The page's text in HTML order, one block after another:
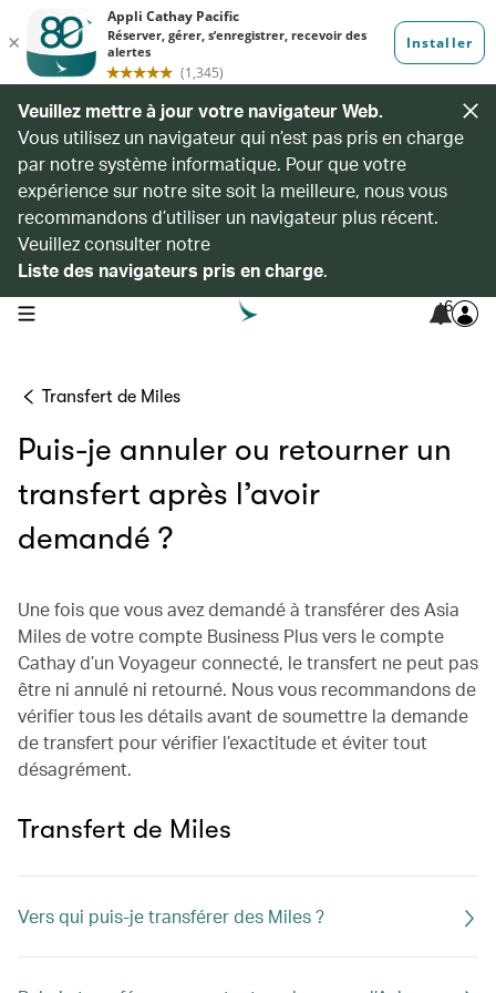
Veuillez mettre à jour votre navigateur Web.
Vous utilisez un navigateur qui n’est pas pris en charge
par notre système informatique. Pour que votre
expérience sur notre site soit la meilleure, nous vous
recommandons d’utiliser un navigateur plus récent.
Veuillez consulter notre
Liste des navigateurs pris en charge.
open navigation menu 6
Transfert de Miles
Puis-je annuler ou retourner un
transfert après l’avoir
demandé ?
Une fois que vous avez demandé à transférer des Asia
Miles de votre compte Business Plus vers le compte
Cathay d’un Voyageur connecté, le transfert ne peut pas
être ni annulé ni retourné. Nous vous recommandons de
vérifier tous les détails avant de soumettre la demande
de transfert pour vérifier l’exactitude et éviter tout
désagrément.
Transfert de Miles
Vers qui puis-je transférer des Miles ?